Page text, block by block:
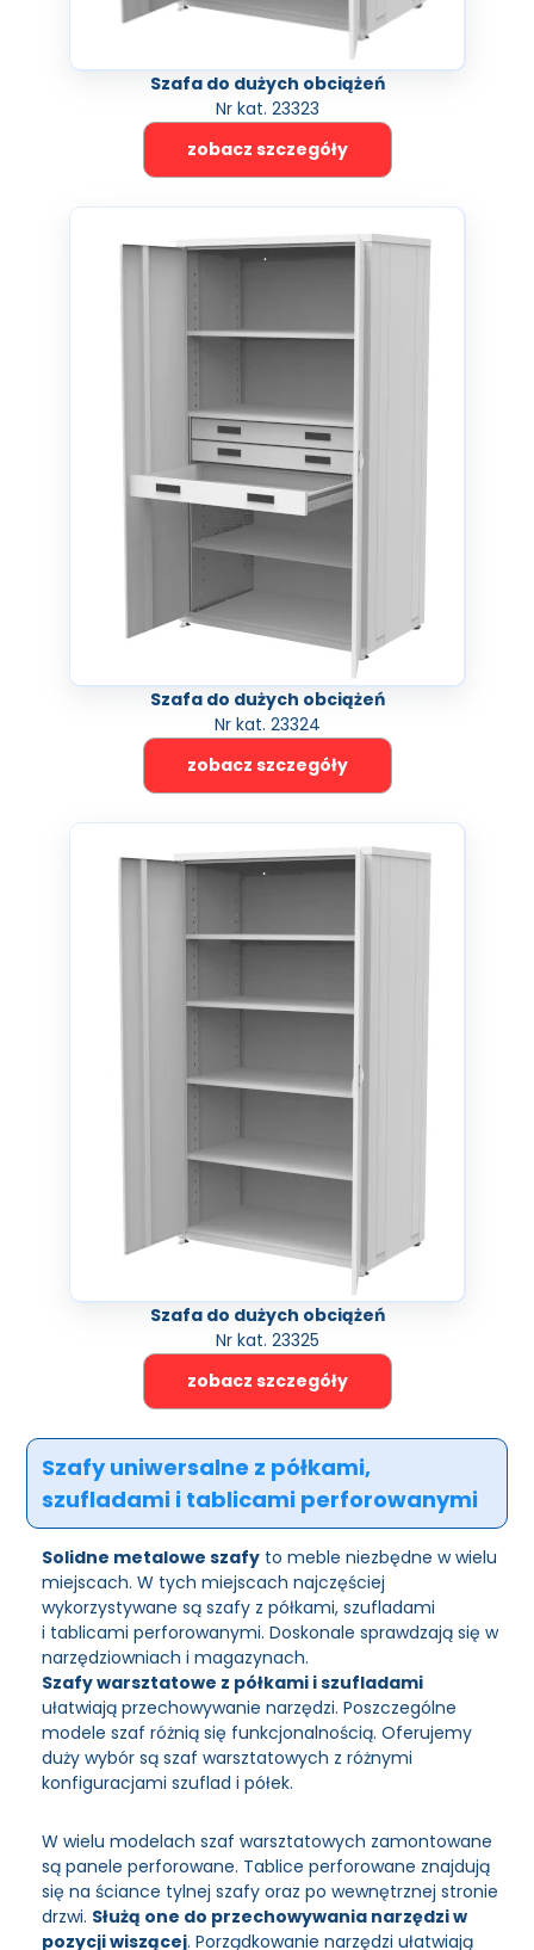
Szafa do dużych obciążeń
Nr kat. 23323
zobacz szczegóły
Szafa do dużych obciążeń
Nr kat. 23324
zobacz szczegóły
Szafa do dużych obciążeń
Nr kat. 23325
zobacz szczegóły
Szafy uniwersalne z półkami,
szufladami i tablicami perforowanymi
Solidne metalowe szafy to meble niezbędne w wielu
miejscach. W tych miejscach najczęściej
wykorzystywane są szafy z półkami, szufladami
i tablicami perforowanymi. Doskonale sprawdzają się w
narzędziowniach i magazynach.
Szafy warsztatowe z półkami i szufladami
ułatwiają przechowywanie narzędzi. Poszczególne
modele szaf różnią się funkcjonalnością. Oferujemy
duży wybór są szaf warsztatowych z różnymi
konfiguracjami szuflad i półek.
W wielu modelach szaf warsztatowych zamontowane
są panele perforowane. Tablice perforowane znajdują
się na ściance tylnej szafy oraz po wewnętrznej stronie
drzwi. Służą one do przechowywania narzędzi w
pozycji wiszącej. Porządkowanie narzędzi ułatwiają